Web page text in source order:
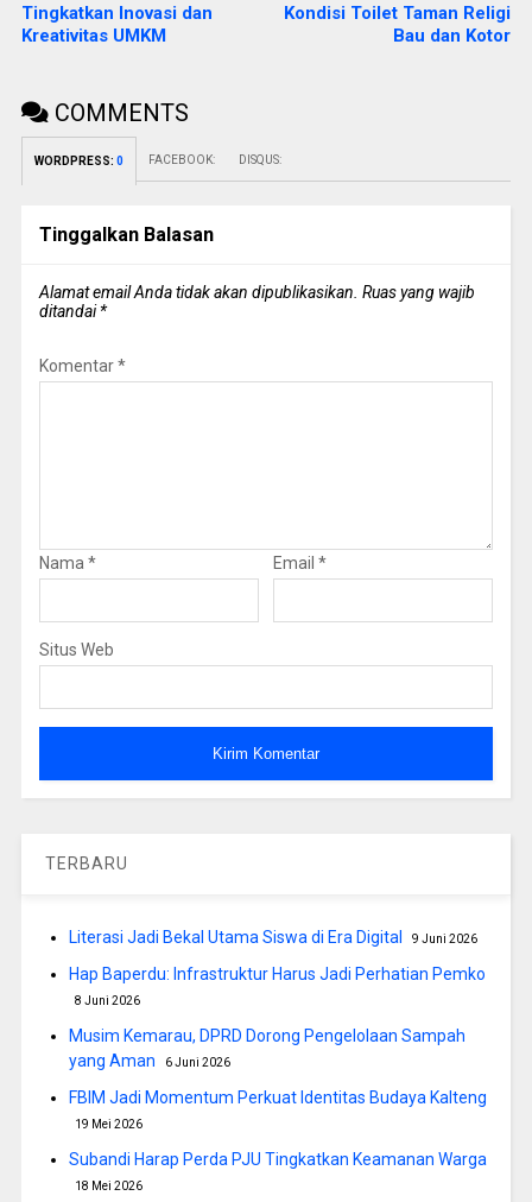
Tingkatkan Inovasi dan
Kreativitas UMKM
Kondisi Toilet Taman Religi
Bau dan Kotor
COMMENTS
WORDPRESS: 0 FACEBOOK: DISQUS:
Tinggalkan Balasan
Alamat email Anda tidak akan dipublikasikan. Ruas yang wajib
ditandai*
Komentar*
Nama * Email *
Situs Web
TERBARU
Literasi Jadi Bekal Utama Siswa di Era Digital 9 Juni 2026
Hap Baperdu: Infrastruktur Harus Jadi Perhatian Pemko
8 Juni 2026
Musim Kemarau, DPRD Dorong Pengelolaan Sampah
yang Aman
6 Juni 2026
FBIM Jadi Momentum Perkuat Identitas Budaya Kalteng
19 Mei 2026
Subandi Harap Perda PJU Tingkatkan Keamanan Warga
18 Mei 2026